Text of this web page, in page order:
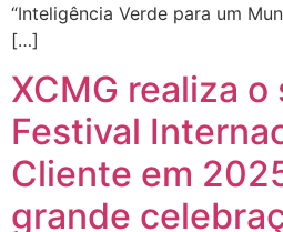
“Inteligência Verde para um
[…]
XCMG realiza o
Festival
Cliente em
grande